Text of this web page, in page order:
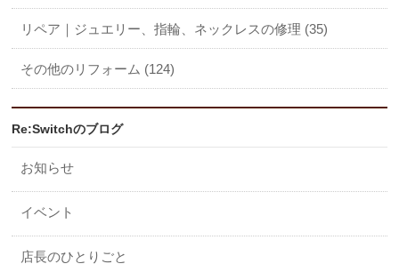
リペア｜ジュエリー、指輪、ネックレスの修理 (35)
その他のリフォーム (124)
Re:Switchのブログ
お知らせ
イベント
店長のひとりごと